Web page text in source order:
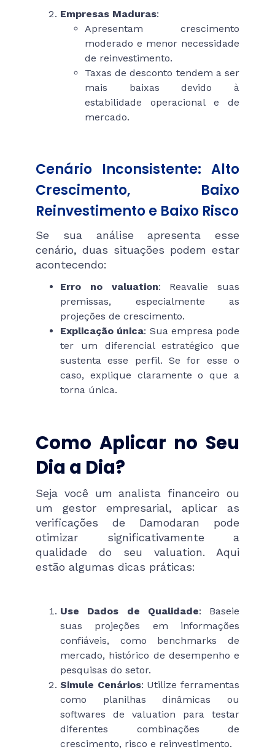
Empresas Maduras:
Apresentam crescimento
moderado e menor necessidade
de reinvestimento.
Taxas de desconto tendem a ser
mais baixas devido à
estabilidade operacional e de
mercado.
Cenário Inconsistente: Alto
Crescimento, Baixo
Reinvestimento e Baixo Risco
Se sua análise apresenta esse
cenário, duas situações podem estar
acontecendo:
Erro no valuation: Reavalie suas
premissas, especialmente as
projeções de crescimento.
Explicação única: Sua empresa pode
ter um diferencial estratégico que
sustenta esse perfil. Se for esse o
caso, explique claramente o que a
torna única.
Como Aplicar no Seu
Dia a Dia?
Seja você um analista financeiro ou
um gestor empresarial, aplicar as
verificações de Damodaran pode
otimizar significativamente a
qualidade do seu valuation. Aqui
estão algumas dicas práticas:
Use Dados de Qualidade: Baseie
suas projeções em informações
confiáveis, como benchmarks de
mercado, histórico de desempenho e
pesquisas do setor.
Simule Cenários: Utilize ferramentas
como planilhas dinâmicas ou
softwares de valuation para testar
diferentes combinações de
crescimento, risco e reinvestimento.